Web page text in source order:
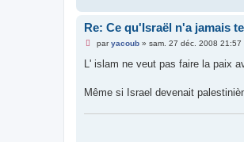
Re: Ce qu'Israël n'a jamais
M
s
g
paryacoub» sam. 27 déc. 2008 21:57
L' islam ne veut pas faire la paix
Même si Israel devenait